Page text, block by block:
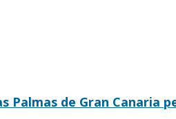
Palmas de Gran Canaria